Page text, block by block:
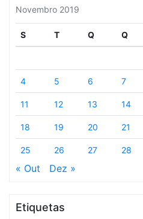
Novembro 2019
S T Q Q
4 5 6 7
11 12 13 14
18 19 20 21
25 26 27 28
« Out Dez »
Etiquetas